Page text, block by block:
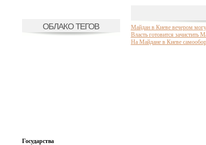
ОБЛАКО ТЕГОВ
Государства
Майдан в Киеве вечером
Власть готовится
На Майдане в Киеве